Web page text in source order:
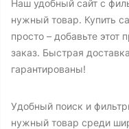
Наш удобный сайт с
нужный товар. Купить
просто – добавьте этот
заказ. Быстрая
гарантированы!
Удобный поиск и
нужный товар среди